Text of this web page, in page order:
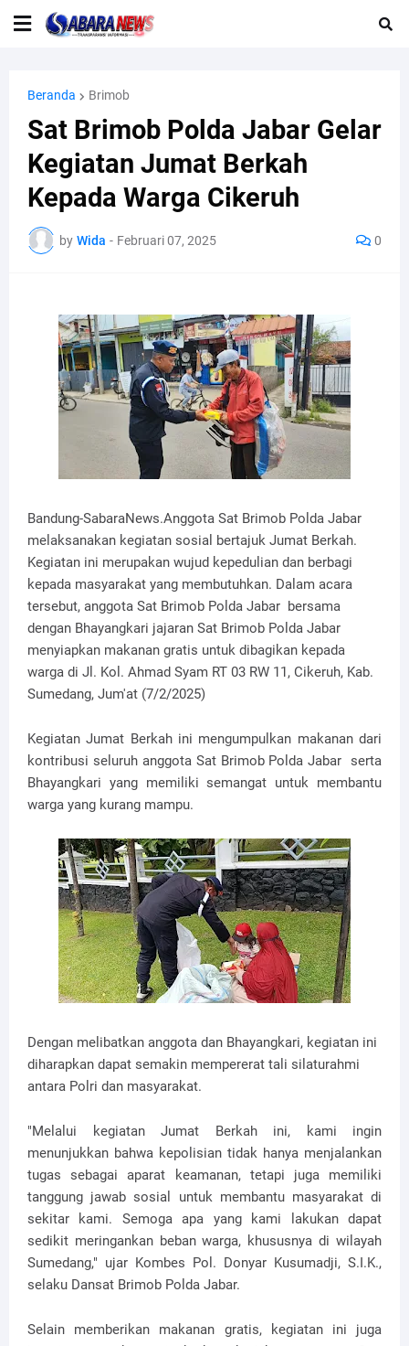
Beranda Brimob
Sat Brimob Polda Jabar Gelar
Kegiatan Jumat Berkah
Kepada Warga Cikeruh
by Wida - Februari 07, 2025 0
Bandung-SabaraNews.Anggota Sat Brimob Polda Jabar
melaksanakan kegiatan sosial bertajuk Jumat Berkah.
Kegiatan ini merupakan wujud kepedulian dan berbagi
kepada masyarakat yang membutuhkan. Dalam acara
tersebut, anggota Sat Brimob Polda Jabar bersama
dengan Bhayangkari jajaran Sat Brimob Polda Jabar
menyiapkan makanan gratis untuk dibagikan kepada
warga di Jl. Kol. Ahmad Syam RT 03 RW 11, Cikeruh, Kab.
Sumedang, Jum'at (7/2/2025)
Kegiatan Jumat Berkah ini mengumpulkan makanan dari
kontribusi seluruh anggota Sat Brimob Polda Jabar serta
Bhayangkari yang memiliki semangat untuk membantu
warga yang kurang mampu.
Dengan melibatkan anggota dan Bhayangkari, kegiatan ini
diharapkan dapat semakin mempererat tali silaturahmi
antara Polri dan masyarakat.
"Melalui kegiatan Jumat Berkah ini, kami ingin
menunjukkan bahwa kepolisian tidak hanya menjalankan
tugas sebagai aparat keamanan, tetapi juga memiliki
tanggung jawab sosial untuk membantu masyarakat di
sekitar kami. Semoga apa yang kami lakukan dapat
sedikit meringankan beban warga, khususnya di wilayah
Sumedang," ujar Kombes Pol. Donyar Kusumadji, S.I.K.,
selaku Dansat Brimob Polda Jabar.
Selain memberikan makanan gratis, kegiatan ini juga